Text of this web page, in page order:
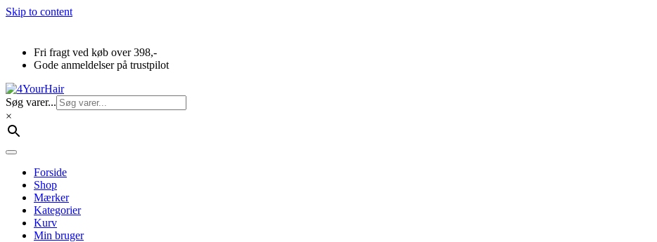
Skip to content
Fri fragt ved køb over 398,-
Gode anmeldelser på trustpilot
Søg varer...
×
Forside
Shop
Mærker
Kategorier
Kurv
Min bruger